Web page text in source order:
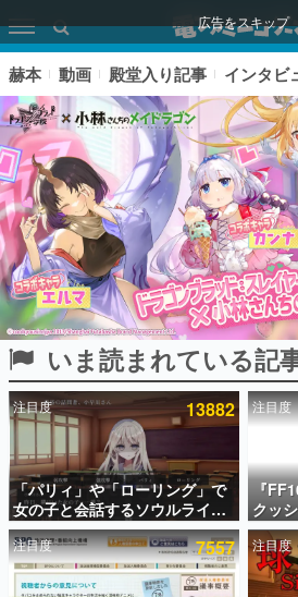
広告をスキップ
ピックアップ
電ファミのいま読まれている記事ランキ
アプリセール情報
インタビュー
連載・特集一覧
赫本 動画 殿堂入り記事 インタビ
いま読まれている記
注目度 13882
「パリィ」や「ローリング」で
女の子と会話するソウルライク
恋愛ゲーム『小早川さんはソウ
ルライク』無料公開。返事に失
敗すると「YOU DIED」
注目度
『
クッ
「
ズ情
注目度 7557 注目度